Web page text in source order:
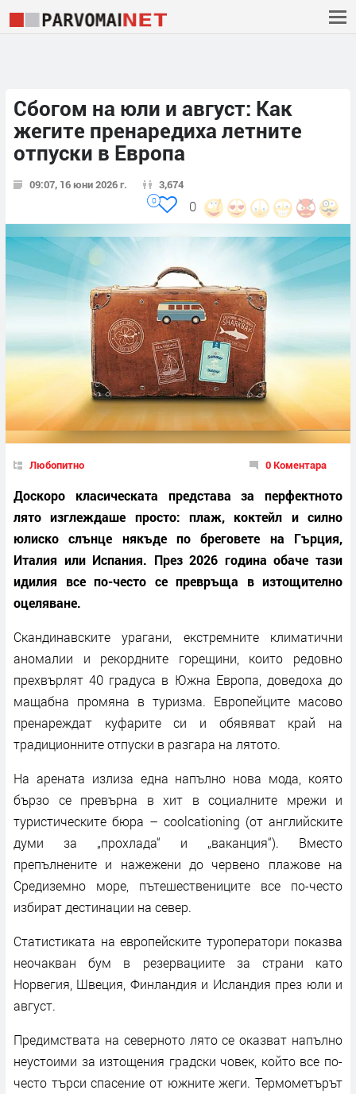
Сбогом на юли и август: Как
жегите пренаредиха летните
отпуски в Европа
09:07, 16 юни 2026 г. 3,674
0
0
Любопитно 0 Коментара
Доскоро класическата представа за перфектното
лято изглеждаше просто: плаж, коктейл и силно
юлиско слънце някъде по бреговете на Гърция,
Италия или Испания. През 2026 година обаче тази
идилия все по-често се превръща в изтощително
оцеляване.
Скандинавските урагани, екстремните климатични
аномалии и рекордните горещини, които редовно
прехвърлят 40 градуса в Южна Европа, доведоха до
мащабна промяна в туризма. Европейците масово
пренареждат куфарите си и обявяват край на
традиционните отпуски в разгара на лятото.
На арената излиза една напълно нова мода, която
бързо се превърна в хит в социалните мрежи и
туристическите бюра – coolcationing (от английските
думи за „прохлада“ и „ваканция“). Вместо
препълнените и нажежени до червено плажове на
Средиземно море, пътешествениците все по-често
избират дестинации на север.
Статистиката на европейските туроператори показва
неочакван бум в резервациите за страни като
Норвегия, Швеция, Финландия и Исландия през юли и
август.
Предимствата на северното лято се оказват напълно
неустоими за изтощения градски човек, който все по-
често търси спасение от южните жеги. Термометърът